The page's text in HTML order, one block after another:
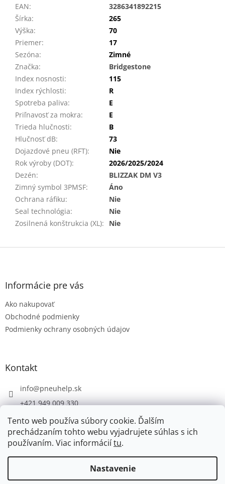
Tento web používa súbory cookie. Ďalším
prechádzaním tohto webu vyjadrujete súhlas s ich
používaním. Viac informáciítu.
Nastavenie
EAN:
3286341892215
Šírka:
265
Výška:
70
Priemer:
17
Sezóna:
Zimné
Značka:
Bridgestone
Index nosnosti:
115
Index rýchlosti:
R
Spotreba paliva:
E
Priľnavosť za mokra:
E
Trieda hlučnosti:
B
Hlučnosť dB:
73
Dojazdové pneu (RFT):
Nie
Rok výroby (DOT):
2026/2025/2024
Dezén:
BLIZZAK DM V3
Zimný symbol 3PMSF:
Áno
Ochrana ráfiku:
Nie
Seal technológia:
Nie
Zosilnená konštrukcia (XL): Nie
Z
Informácie pre vás
Ako nakupovať
Obchodné podmienky
Podmienky ochrany osobných údajov
Kontakt
info@pneuhelp.sk
+421 949 009 330